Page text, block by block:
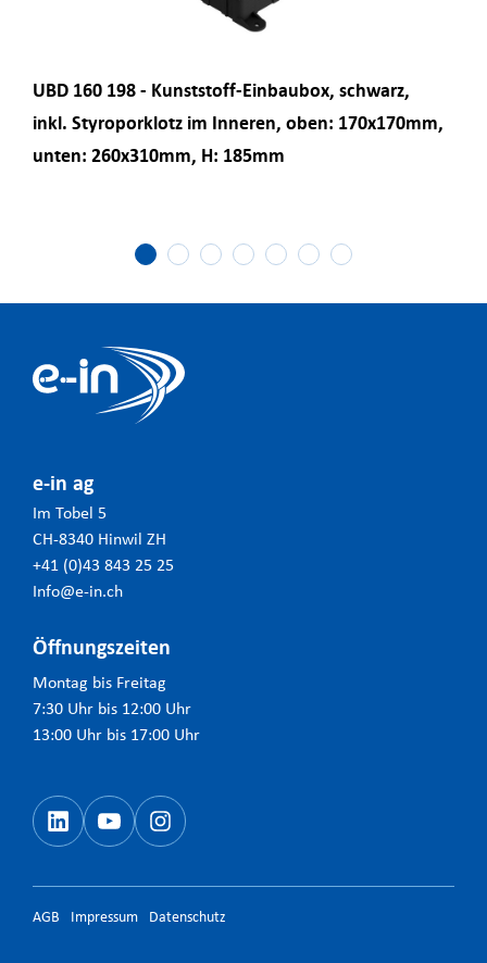
UBD 160 198 - Kunststoff-Einbaubox, schwarz,
inkl. Styroporklotz im Inneren, oben: 170x170mm,
unten: 260x310mm, H: 185mm
e-in ag
Im Tobel 5
CH-8340 Hinwil ZH
+41 (0)43 843 25 25
Info@e-in.ch
Öffnungszeiten
Montag bis Freitag
7:30 Uhr bis 12:00 Uhr
13:00 Uhr bis 17:00 Uhr
LinkedInYouTube
#
AGB Impressum Datenschutz